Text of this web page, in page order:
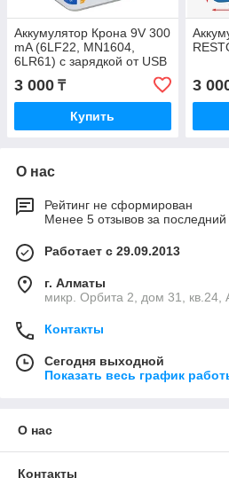
Аккумулятор Крона 9V 300
mA (6LF22, MN1604,
6LR61) с зарядкой от USB
3 000 ₸
Купить
3
О нас
Рейтинг не сформирован
Менее 5 отзывов за последний
Работает с 29.09.2013
г. Алматы
микр. Орбита 2, дом 31, кв.24,
Контакты
Сегодня выходной
Показать весь график
О нас
Контакты